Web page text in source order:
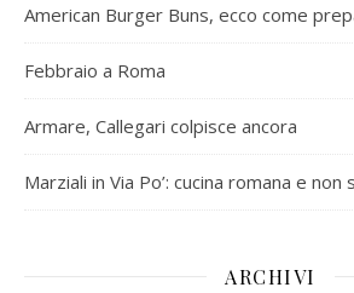
American Burger Buns, ecco come
Febbraio a Roma
Armare, Callegari colpisce ancora
Marziali in Via Po’: cucina romana e non
ARCHIVI